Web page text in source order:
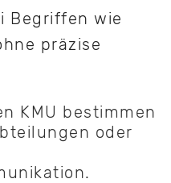
Begriffen wie
präzise
KMU bestimmen
oder